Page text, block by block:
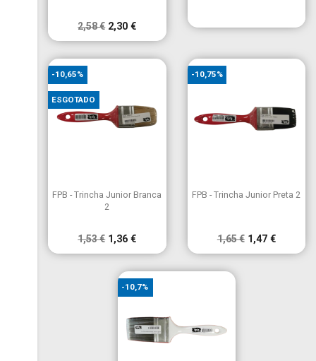
2,58 € 2,30 €
Vista rápida
FPB - Trincha Junior Branca
2
1,53 € 1,36 €
-10,65%
ESGOTADO
Vista rápida
FPB - Trincha Junior Preta 2
1,65 € 1,47 €
-10,75%
-10,7%